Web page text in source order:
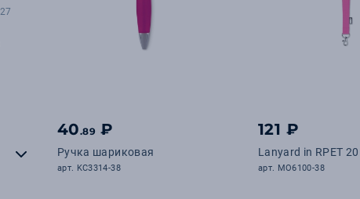
40.89 ₽
Ручка шариковая
арт. KC3314-38
121 ₽
Lanyard in RPET
арт. MO6100-38